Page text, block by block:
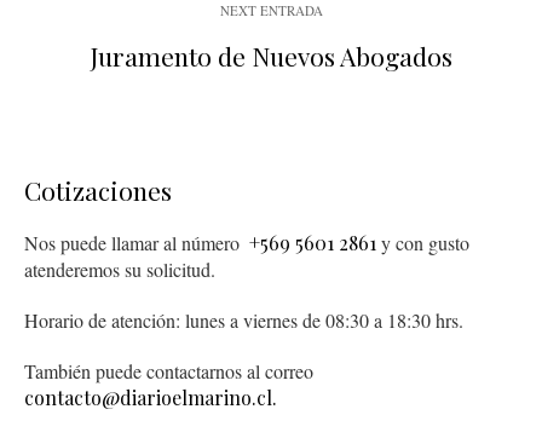
NEXT ENTRADA
Juramento de Nuevos Abogados
Cotizaciones
Nos puede llamar al número +569 5601 2861y con gusto
atenderemos su solicitud.
Horario de atención: lunes a viernes de 08:30 a 18:30 hrs.
También puede contactarnos al correo
contacto@diarioelmarino.cl.